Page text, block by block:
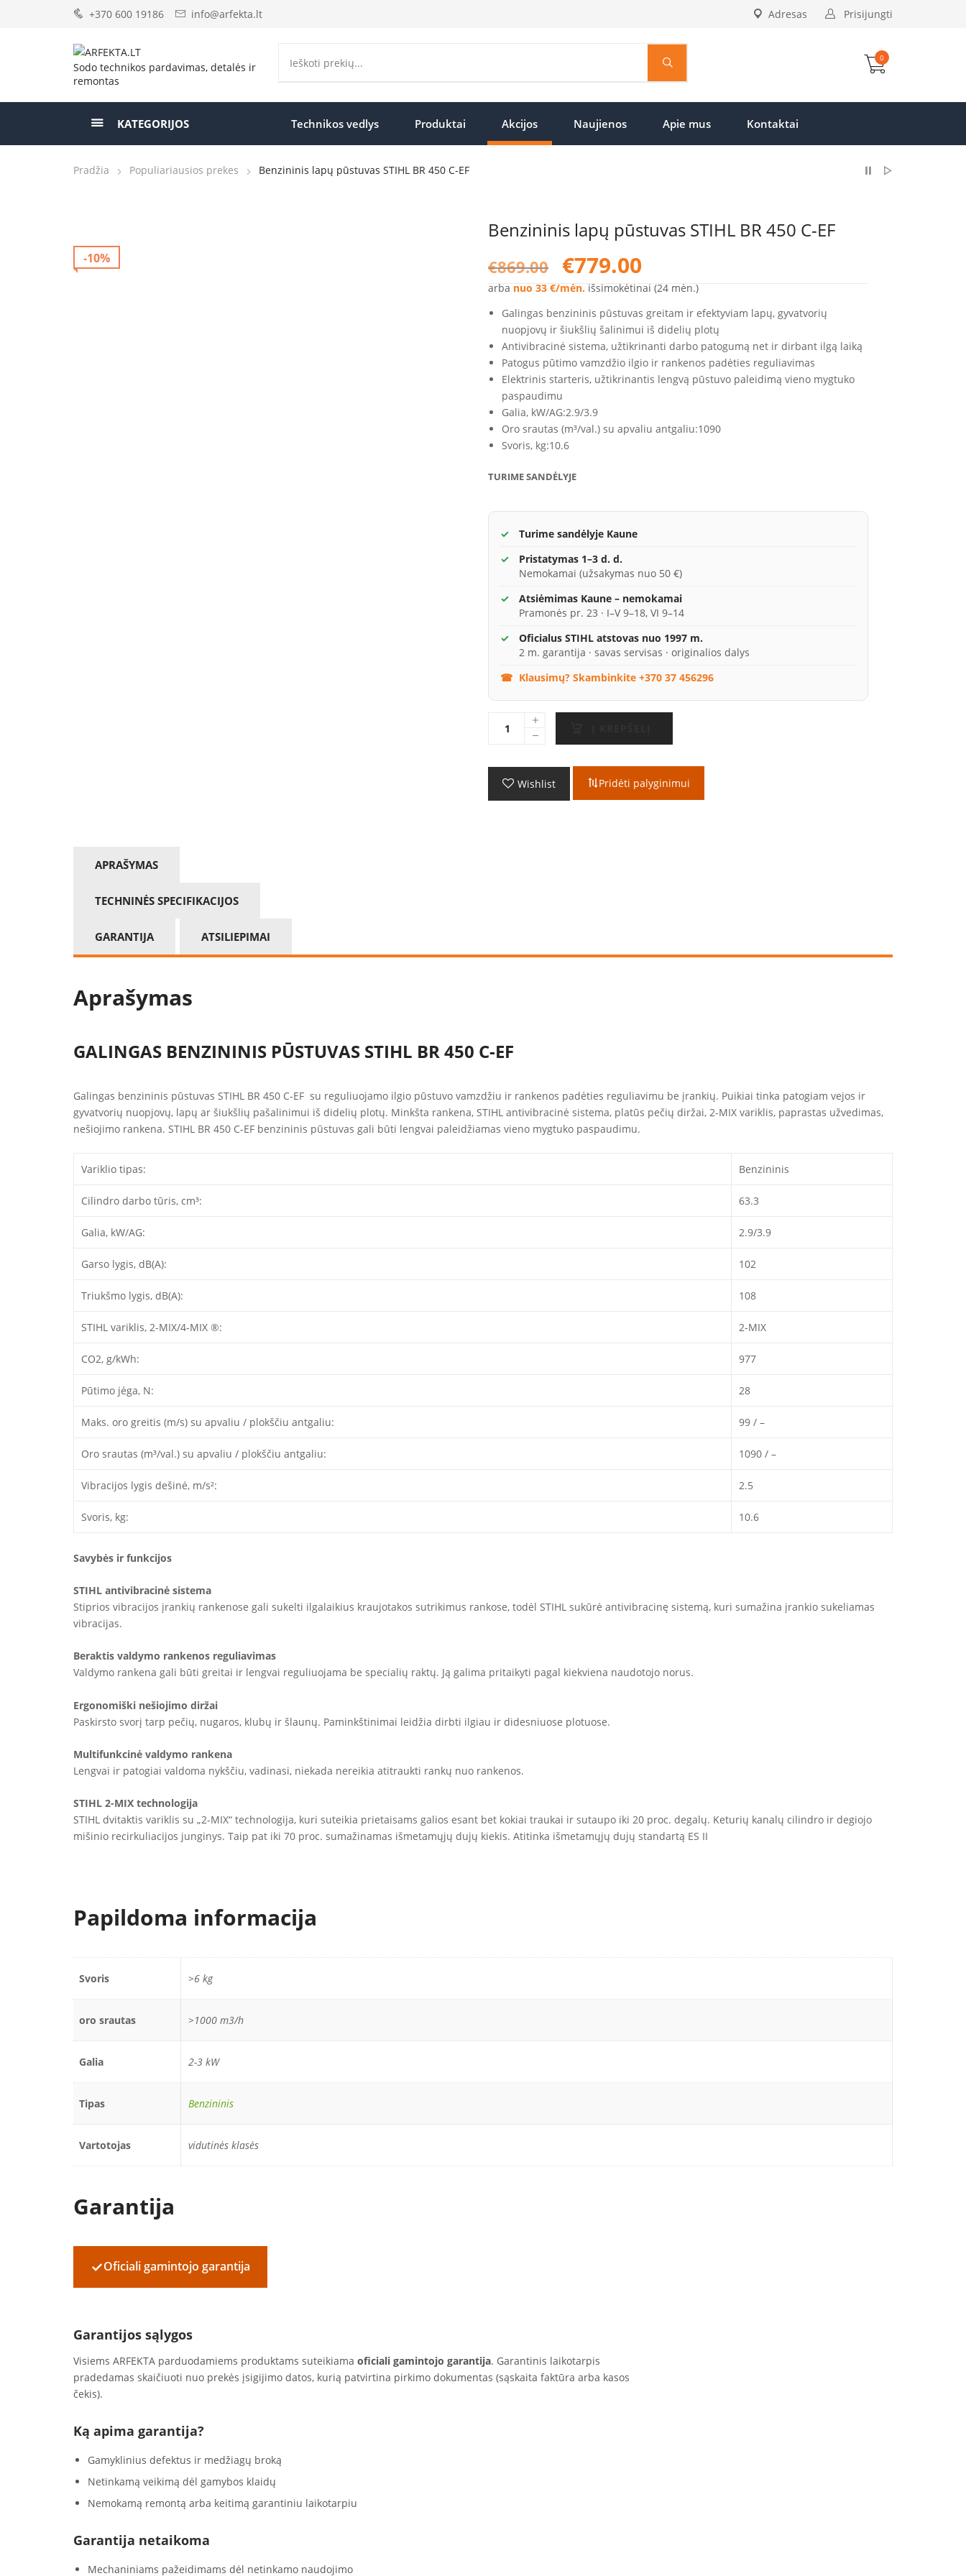
+370 600 19186 info@arfekta.lt Prisijungti
Adresas
Sodo technikos pardavimas, detalės ir
remontas
0
KATEGORIJOS Technikos vedlys Produktai Akcijos Naujienos Apie mus Kontaktai
Pradžia Populiariausios prekes Benzininis lapų pūstuvas STIHL BR 450 C-EF
-10%
Benzininis lapų pūstuvas STIHL BR 450 C-EF
€869.00
price
was:
€779.00
is:
arba nuo 33 €/mėn. išsimokėtinai (24 mėn.)
Galingas benzininis pūstuvas greitam ir efektyviam lapų, gyvatvorių
nuopjovų ir šiukšlių šalinimui iš didelių plotų
Antivibracinė sistema, užtikrinanti darbo patogumą net ir dirbant ilgą laiką
Patogus pūtimo vamzdžio ilgio ir rankenos padėties reguliavimas
Elektrinis starteris, užtikrinantis lengvą pūstuvo paleidimą vieno mygtuko
paspaudimu
Galia, kW/AG:2.9/3.9
Oro srautas (m³/val.) su apvaliu antgaliu:1090
Svoris, kg:10.6
TURIME SANDĖLYJE
Turime sandėlyje Kaune
Pristatymas 1–3 d. d.
Nemokamai (užsakymas nuo 50 €)
Atsiėmimas Kaune – nemokamai
Pramonės pr. 23 · I–V 9–18, VI 9–14
Oficialus STIHL atstovas nuo 1997 m.
2 m. garantija · savas servisas · originalios dalys
Klausimų? Skambinkite +370 37 456296
Wishlist Pridėti palyginimui
APRAŠYMAS
TECHNINĖS SPECIFIKACIJOS
GARANTIJA ATSILIEPIMAI
Aprašymas
GALINGAS BENZININIS PŪSTUVAS STIHL BR 450 C-EF
Galingas benzininis pūstuvas STIHL BR 450 C-EF su reguliuojamo ilgio pūstuvo vamzdžiu ir rankenos padėties reguliavimu be įrankių. Puikiai tinka patogiam vejos ir
gyvatvorių nuopjovų, lapų ar šiukšlių pašalinimui iš didelių plotų. Minkšta rankena, STIHL antivibracinė sistema, platūs pečių diržai, 2-MIX variklis, paprastas užvedimas,
nešiojimo rankena. STIHL BR 450 C-EF benzininis pūstuvas gali būti lengvai paleidžiamas vieno mygtuko paspaudimu.
Variklio tipas: Benzininis
Cilindro darbo tūris, cm³: 63.3
Galia, kW/AG: 2.9/3.9
Garso lygis, dB(A): 102
Triukšmo lygis, dB(A): 108
STIHL variklis, 2-MIX/4-MIX ®: 2-MIX
CO2, g/kWh: 977
Pūtimo jėga, N: 28
Maks. oro greitis (m/s) su apvaliu / plokščiu antgaliu: 99 / –
Oro srautas (m³/val.) su apvaliu / plokščiu antgaliu: 1090 / –
Vibracijos lygis dešinė, m/s²: 2.5
Svoris, kg: 10.6
Savybės ir funkcijos
STIHL antivibracinė sistema
Stiprios vibracijos įrankių rankenose gali sukelti ilgalaikius kraujotakos sutrikimus rankose, todėl STIHL sukūrė antivibracinę sistemą, kuri sumažina įrankio sukeliamas
vibracijas.
Beraktis valdymo rankenos reguliavimas
Valdymo rankena gali būti greitai ir lengvai reguliuojama be specialių raktų. Ją galima pritaikyti pagal kiekviena naudotojo norus.
Ergonomiški nešiojimo diržai
Paskirsto svorį tarp pečių, nugaros, klubų ir šlaunų. Paminkštinimai leidžia dirbti ilgiau ir didesniuose plotuose.
Multifunkcinė valdymo rankena
Lengvai ir patogiai valdoma nykščiu, vadinasi, niekada nereikia atitraukti rankų nuo rankenos.
STIHL 2-MIX technologija
STIHL dvitaktis variklis su „2-MIX“ technologija, kuri suteikia prietaisams galios esant bet kokiai traukai ir sutaupo iki 20 proc. degalų. Keturių kanalų cilindro ir degiojo
mišinio recirkuliacijos junginys. Taip pat iki 70 proc. sumažinamas išmetamųjų dujų kiekis. Atitinka išmetamųjų dujų standartą ES II
Papildoma informacija
Svoris >6 kg
oro srautas >1000 m3/h
Galia 2-3 kW
Tipas Benzininis
Vartotojas vidutinės klasės
Garantija
✓Oficiali gamintojo garantija
Garantijos sąlygos
Visiems ARFEKTA parduodamiems produktams suteikiama oficiali gamintojo garantija. Garantinis laikotarpis
pradedamas skaičiuoti nuo prekės įsigijimo datos, kurią patvirtina pirkimo dokumentas (sąskaita faktūra arba kasos
čekis).
Ką apima garantija?
Gamyklinius defektus ir medžiagų broką
Netinkamą veikimą dėl gamybos klaidų
Nemokamą remontą arba keitimą garantiniu laikotarpiu
Garantija netaikoma
Mechaniniams pažeidimams dėl netinkamo naudojimo